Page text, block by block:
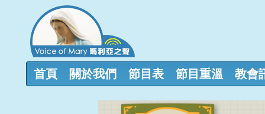
首頁 關於我們 節目表 節目重溫 教會